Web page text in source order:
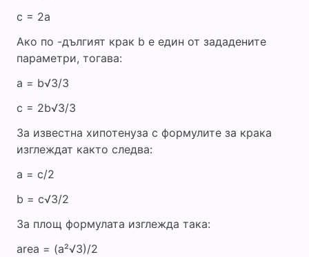
c = 2a
Ако по -дългият крак b е един от зададените
параметри, тогава:
a = b√3/3
c = 2b√3/3
За известна хипотенуза с формулите за крака
изглеждат както следва:
a = c/2
b = c√3/2
За площ формулата изглежда така:
area = (a²√3)/2